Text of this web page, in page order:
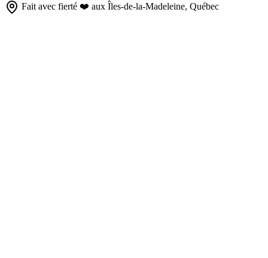
Fait avec fierté ❤️ aux Îles-de-la-Madeleine, Québec